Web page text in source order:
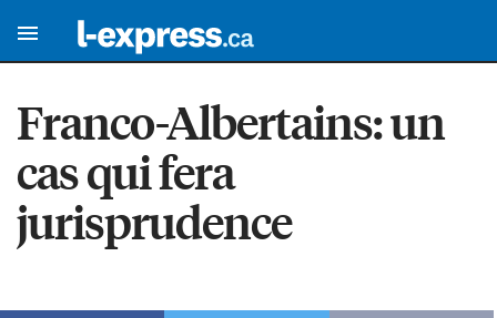
Franco-Albertains: un
cas qui fera
jurisprudence